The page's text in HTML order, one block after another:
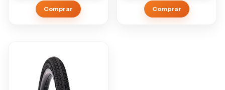
Comprar Comprar